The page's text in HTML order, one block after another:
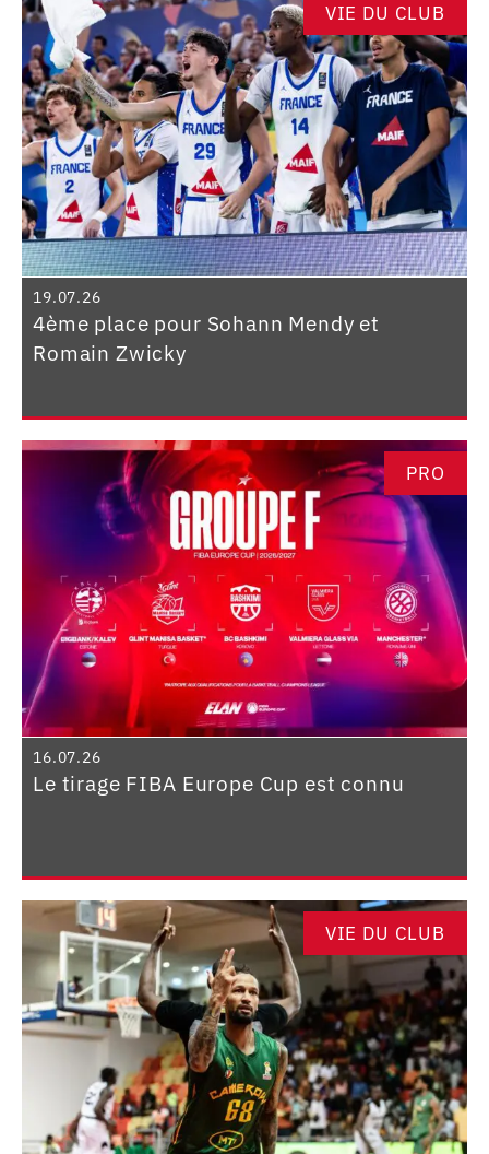
VIE DU CLUB
19.07.26
4ème place pour Sohann Mendy et
Romain Zwicky
PRO
16.07.26
Le tirage FIBA Europe Cup est connu
VIE DU CLUB